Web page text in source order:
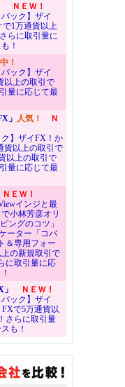
ＮＥＷ！
バック】ザイ
1万通貨以上
らに取引量に
！
！
バック】ザイ
以上の取引で
量に応じて最
」 人気！
Ｎ
ク】ザイFX！か
貨以上の取引で
以上の取引で
量に応じて最
ＥＷ！
インジと最
小林芳彦オリ
ングのコツ」
ーター「コバ
＆専用フォー
の新規取引で
に取引量に応
ＮＥＷ！
バック】ザイ
で5万通貨以
さらに取引量
も！